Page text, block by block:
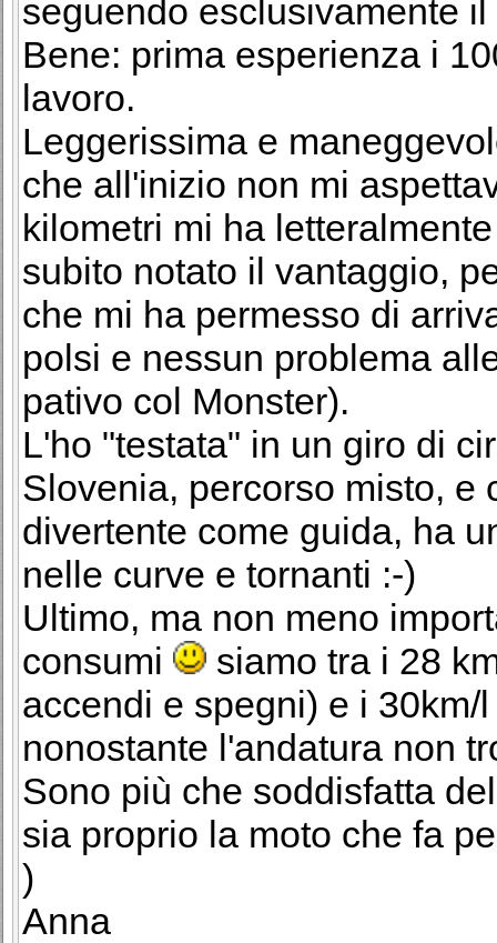
seguendo esclusivamente
Bene: prima esperienza i
lavoro.
Leggerissima e
che all'inizio non mi
kilometri mi ha
subito notato il vantaggio,
che mi ha permesso di
polsi e nessun problema
pativo col Monster).
L'ho "testata" in un giro di
Slovenia, percorso misto, e
divertente come guida, ha
nelle curve e tornanti :-)
Ultimo, ma non meno
consumi
siamo tra i 28
accendi e spegni) e i 30km/
nonostante l'andatura non
Sono più che soddisfatta
sia proprio la moto che fa
)
Anna